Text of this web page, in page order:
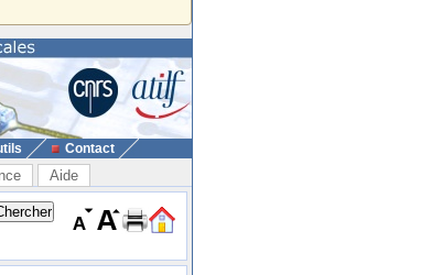
Contact
Aide